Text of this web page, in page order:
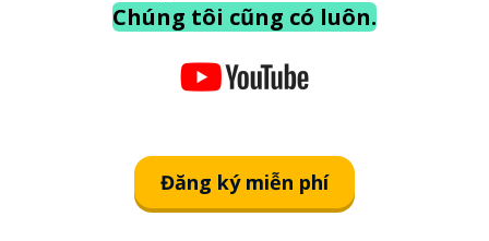
Chúng tôi cũng có luôn.
Đăng ký miễn phí